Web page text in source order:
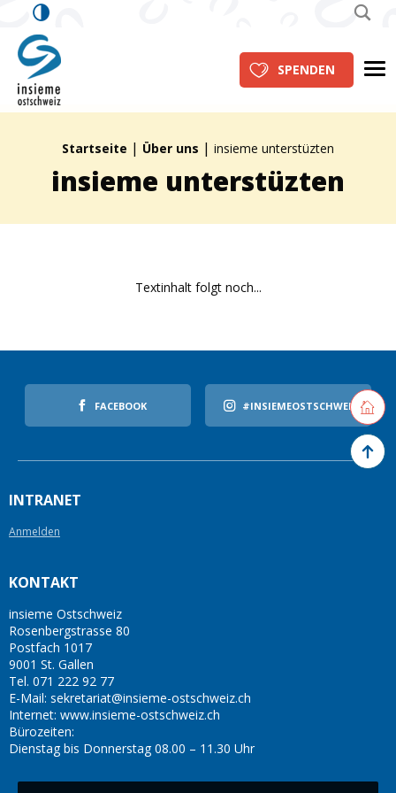
SPENDEN
Brotkrümelpfad:
Startseite | Über uns | insieme unterstüzten
insieme unterstüzten
Textinhalt folgt noch...
FACEBOOK #INSIEMEOSTSCHWEIZ
INTRANET
Anmelden
KONTAKT
insieme Ostschweiz
Rosenbergstrasse 80
Postfach 1017
9001 St. Gallen
Tel. 071 222 92 77
E-Mail: sekretariat@insieme-ostschweiz.ch
Internet: www.insieme-ostschweiz.ch
Bürozeiten:
Dienstag bis Donnerstag 08.00 – 11.30 Uhr
Zurück